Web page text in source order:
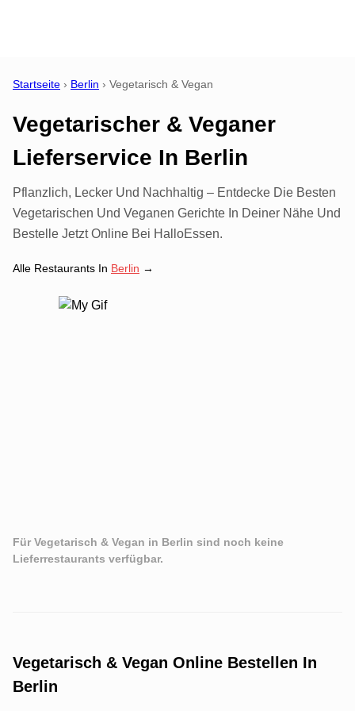
Startseite › Berlin › Vegetarisch & Vegan
Vegetarischer & Veganer
Lieferservice In Berlin
Pflanzlich, Lecker Und Nachhaltig – Entdecke Die Besten
Vegetarischen Und Veganen Gerichte In Deiner Nähe Und
Bestelle Jetzt Online Bei HalloEssen.
Alle Restaurants In Berlin →
Für Vegetarisch & Vegan in Berlin sind noch keine
Lieferrestaurants verfügbar.
Vegetarisch & Vegan Online Bestellen In
Berlin